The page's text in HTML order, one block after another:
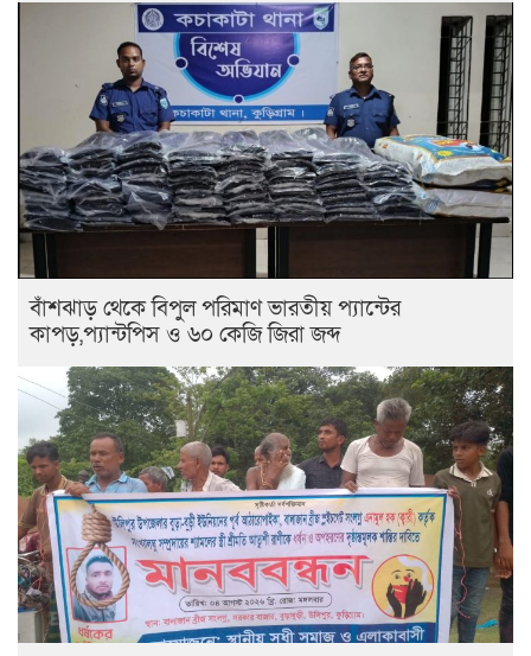
বাঁশঝাড় থেকে বিপুল পরিমাণ ভারতীয় প্যান্টের
কাপড়,প্যান্টপিস ও ৬০ কেজি জিরা জব্দ